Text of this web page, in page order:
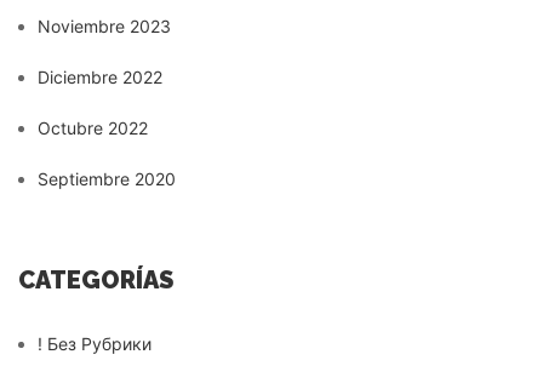
Noviembre 2023
Diciembre 2022
Octubre 2022
Septiembre 2020
CATEGORÍAS
! Без Рубрики